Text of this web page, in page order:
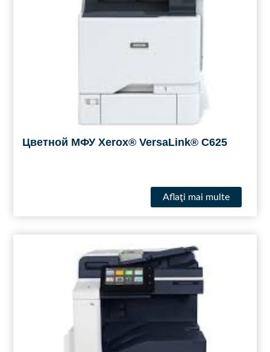
Цветной МФУ Xerox® VersaLink® C625
Aflaţi mai multe